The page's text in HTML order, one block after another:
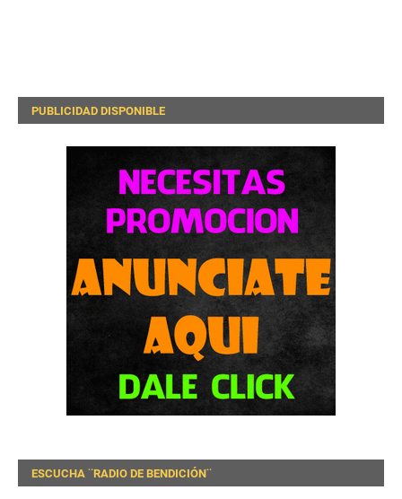
PUBLICIDAD DISPONIBLE
ESCUCHA ¨RADIO DE BENDICIÓN¨